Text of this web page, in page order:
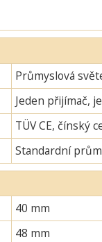
Průmyslová
Jeden přijímač,
TÜV CE, čínský
Standardní
40 mm
48 mm